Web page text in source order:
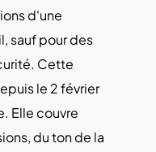
d'une
sauf pour des
Cette
le 2 février
Elle couvre
du ton de la